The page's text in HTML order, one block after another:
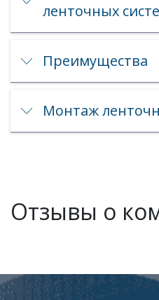
ленточных
Преимущества
Монтаж
Отзывы о